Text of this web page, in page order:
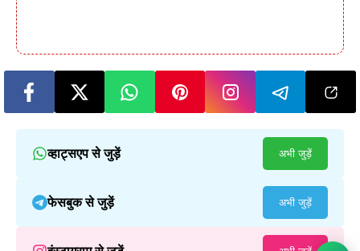
व्हाट्सएप से जुड़ें अभी जुड़ें
फेसबुक से जुड़ें अभी जुड़ें